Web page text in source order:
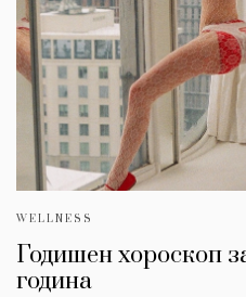
WELLNESS
Годишен хороскоп
година